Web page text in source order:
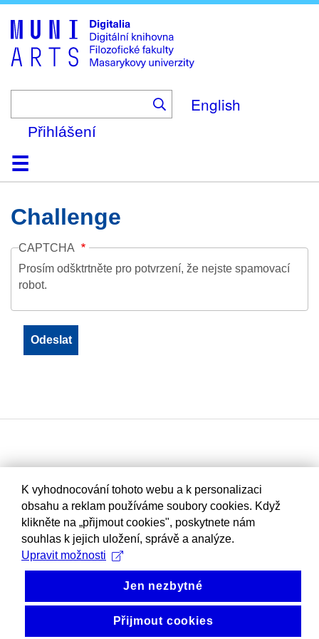
to
main
content
English
Přihlášení
DomůKolekce
Prohlížení
Vyhledávání
O platformě
Nápověda
KontaktDigitalia
Challenge
CAPTCHA
Prosím odšktrtněte pro potvrzení, že nejste spamovací
robot.
K vyhodnocování tohoto webu a k personalizaci
obsahu a reklam používáme soubory cookies. Když
klikněte na „přijmout cookies", poskytnete nám
souhlas k jejich uložení, správě a analýze.
Upravit možnosti
Jen nezbytné
Přijmout cookies